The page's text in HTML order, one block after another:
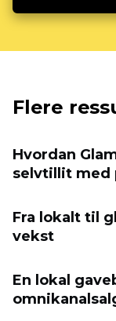
Flere
Hvordan
selvtillit med
Fra lokalt til
vekst
En lokal